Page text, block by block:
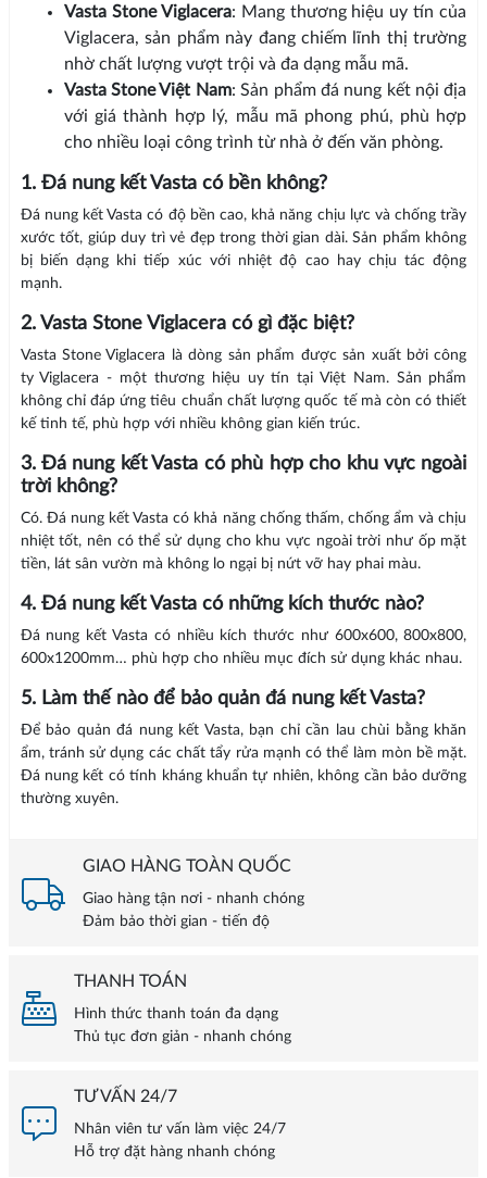
Vasta Stone Viglacera: Mang thương hiệu uy tín của
Viglacera, sản phẩm này đang chiếm lĩnh thị trường
nhờ chất lượng vượt trội và đa dạng mẫu mã.
Vasta Stone Việt Nam: Sản phẩm đá nung kết nội địa
với giá thành hợp lý, mẫu mã phong phú, phù hợp
cho nhiều loại công trình từ nhà ở đến văn phòng.
1. Đá nung kết Vasta có bền không?
Đá nung kết Vasta có độ bền cao, khả năng chịu lực và chống trầy
xước tốt, giúp duy trì vẻ đẹp trong thời gian dài. Sản phẩm không
bị biến dạng khi tiếp xúc với nhiệt độ cao hay chịu tác động
mạnh.
2. Vasta Stone Viglacera có gì đặc biệt?
Vasta Stone Viglacera là dòng sản phẩm được sản xuất bởi công
ty Viglacera - một thương hiệu uy tín tại Việt Nam. Sản phẩm
không chỉ đáp ứng tiêu chuẩn chất lượng quốc tế mà còn có thiết
kế tinh tế, phù hợp với nhiều không gian kiến trúc.
3. Đá nung kết Vasta có phù hợp cho khu vực ngoài
trời không?
Có. Đá nung kết Vasta có khả năng chống thấm, chống ẩm và chịu
nhiệt tốt, nên có thể sử dụng cho khu vực ngoài trời như ốp mặt
tiền, lát sân vườn mà không lo ngại bị nứt vỡ hay phai màu.
4. Đá nung kết Vasta có những kích thước nào?
Đá nung kết Vasta có nhiều kích thước như 600x600, 800x800,
600x1200mm… phù hợp cho nhiều mục đích sử dụng khác nhau.
5. Làm thế nào để bảo quản đá nung kết Vasta?
Để bảo quản đá nung kết Vasta, bạn chỉ cần lau chùi bằng khăn
ẩm, tránh sử dụng các chất tẩy rửa mạnh có thể làm mòn bề mặt.
Đá nung kết có tính kháng khuẩn tự nhiên, không cần bảo dưỡng
thường xuyên.
GIAO HÀNG TOÀN QUỐC
Giao hàng tận nơi - nhanh chóng
Đảm bảo thời gian - tiến độ
THANH TOÁN
Hình thức thanh toán đa dạng
Thủ tục đơn giản - nhanh chóng
TƯ VẤN 24/7
Nhân viên tư vấn làm việc 24/7
Hỗ trợ đặt hàng nhanh chóng